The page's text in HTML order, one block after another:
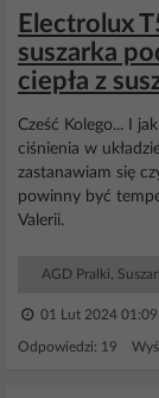
Electrolux
suszarka
ciepła z
Cześć Kolego... I
ciśnienia w
zastanawiam się
powinny być
Valerii.
AGD Pralki,
01 Lut 2024 01:09
Odpowiedzi: 19